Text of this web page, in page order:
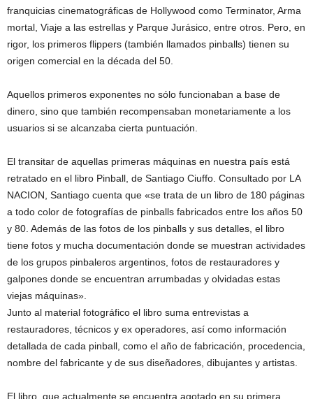
franquicias cinematográficas de Hollywood como Terminator, Arma
mortal, Viaje a las estrellas y Parque Jurásico, entre otros. Pero, en
rigor, los primeros flippers (también llamados pinballs) tienen su
origen comercial en la década del 50.
Aquellos primeros exponentes no sólo funcionaban a base de
dinero, sino que también recompensaban monetariamente a los
usuarios si se alcanzaba cierta puntuación.
El transitar de aquellas primeras máquinas en nuestra país está
retratado en el libro Pinball, de Santiago Ciuffo. Consultado por LA
NACION, Santiago cuenta que «se trata de un libro de 180 páginas
a todo color de fotografías de pinballs fabricados entre los años 50
y 80. Además de las fotos de los pinballs y sus detalles, el libro
tiene fotos y mucha documentación donde se muestran actividades
de los grupos pinbaleros argentinos, fotos de restauradores y
galpones donde se encuentran arrumbadas y olvidadas estas
viejas máquinas».
Junto al material fotográfico el libro suma entrevistas a
restauradores, técnicos y ex operadores, así como información
detallada de cada pinball, como el año de fabricación, procedencia,
nombre del fabricante y de sus diseñadores, dibujantes y artistas.
El libro, que actualmente se encuentra agotado en su primera